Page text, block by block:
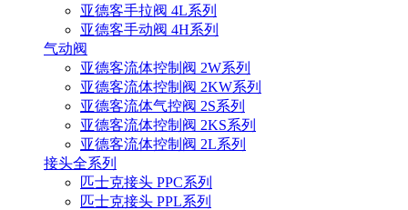
亚德客手拉阀 4L系列
亚德客手动阀 4H系列
气动阀
亚德客流体控制阀 2W系列
亚德客流体控制阀 2KW系列
亚德客流体气控阀 2S系列
亚德客流体控制阀 2KS系列
亚德客流体控制阀 2L系列
接头全系列
匹士克接头 PPC系列
匹士克接头 PPL系列